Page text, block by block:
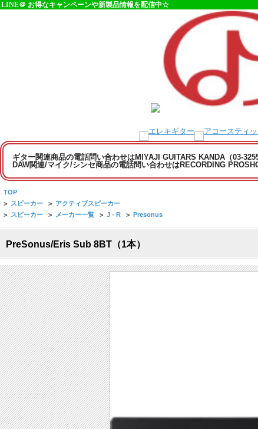
LINE＠ お得なキャンペーンや新製品情報を配信中☆
ギター関連商品の電話問い合わせはMIYAJI GUITARS KANDA（03-
DAW関連/マイク/シンセ商品の電話問い合わせはRECORDING
TOP
> スピーカー > アクティブスピーカー
> スピーカー > メーカー一覧 > J - R > Presonus
PreSonus/Eris Sub 8BT（1本）